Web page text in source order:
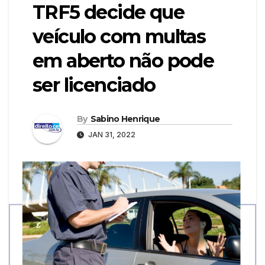
TRF5 decide que
veículo com multas
em aberto não pode
ser licenciado
By Sabino Henrique
JAN 31, 2022